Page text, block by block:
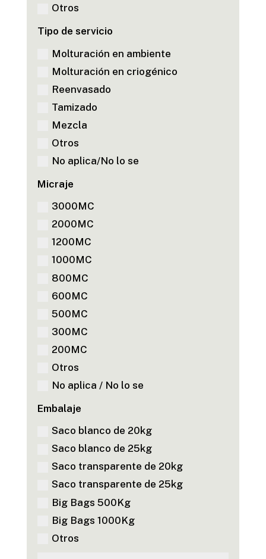
Otros
Tipo de servicio
Molturación en ambiente
Molturación en criogénico
Reenvasado
Tamizado
Mezcla
Otros
No aplica/No lo se
Micraje
3000MC
2000MC
1200MC
1000MC
800MC
600MC
500MC
300MC
200MC
Otros
No aplica / No lo se
Embalaje
Saco blanco de 20kg
Saco blanco de 25kg
Saco transparente de 20kg
Saco transparente de 25kg
Big Bags 500Kg
Big Bags 1000Kg
Otros